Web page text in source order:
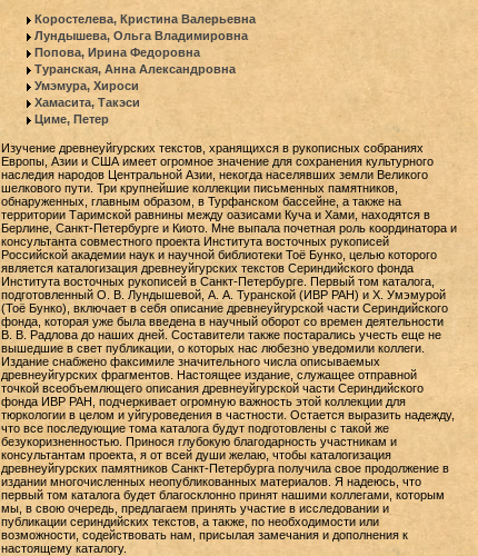
Коростелева, Кристина Валерьевна
Лундышева, Ольга Владимировна
Попова, Ирина Федоровна
Туранская, Анна Александровна
Умэмура, Хироси
Хамасита, Такэси
Циме, Петер
Изучение древнеуйгурских текстов, хранящихся в рукописных собраниях
Европы, Азии и США имеет огромное значение для сохранения культурного
наследия народов Центральной Азии, некогда населявших земли Великого
шелкового пути. Три крупнейшие коллекции письменных памятников,
обнаруженных, главным образом, в Турфанском бассейне, а также на
территории Таримской равнины между оазисами Куча и Хами, находятся в
Берлине, Санкт-Петербурге и Киото. Мне выпала почетная роль координатора и
консультанта совместного проекта Института восточных рукописей
Российской академии наук и научной библиотеки Тоё Бунко, целью которого
является каталогизация древнеуйгурских текстов Сериндийского фонда
Института восточных рукописей в Санкт-Петербурге. Первый том каталога,
подготовленный О. В. Лундышевой, А. А. Туранской (ИВР РАН) и Х. Умэмурой
(Тоё Бунко), включает в себя описание древнеуйгурской части Сериндийского
фонда, которая уже была введена в научный оборот со времен деятельности
В. В. Радлова до наших дней. Составители также постарались учесть еще не
вышедшие в свет публикации, о которых нас любезно уведомили коллеги.
Издание снабжено факсимиле значительного числа описываемых
древнеуйгурских фрагментов. Настоящее издание, служащее отправной
точкой всеобъемлющего описания древнеуйгурской части Сериндийского
фонда ИВР РАН, подчеркивает огромную важность этой коллекции для
тюркологии в целом и уйгуроведения в частности. Остается выразить надежду,
что все последующие тома каталога будут подготовлены с такой же
безукоризненностью. Принося глубокую благодарность участникам и
консультантам проекта, я от всей души желаю, чтобы каталогизация
древнеуйгурских памятников Санкт-Петербурга получила свое продолжение в
издании многочисленных неопубликованных материалов. Я надеюсь, что
первый том каталога будет благосклонно принят нашими коллегами, которым
мы, в свою очередь, предлагаем принять участие в исследовании и
публикации сериндийских текстов, а также, по необходимости или
возможности, содействовать нам, присылая замечания и дополнения к
настоящему каталогу.